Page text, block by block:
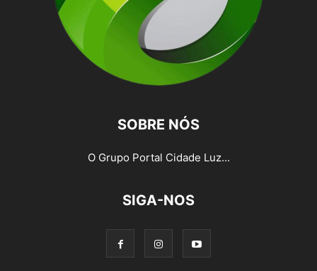
SOBRE NÓS
O Grupo Portal Cidade Luz...
SIGA-NOS